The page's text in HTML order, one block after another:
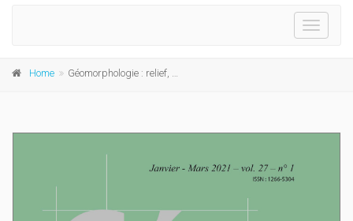
Toggle
Home Géomorphologie : relief, processus, environnement, 2021, vol. 27, n° 1